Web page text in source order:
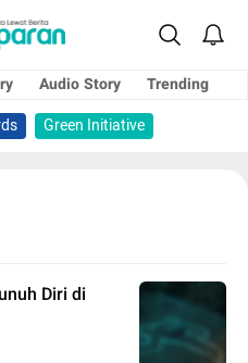
Audio Story
Trending
Green Initiative
Diri di